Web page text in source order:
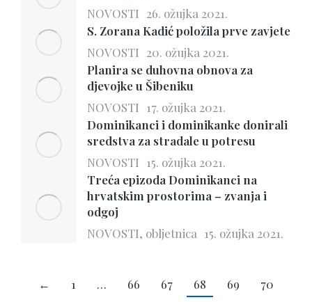
NOVOSTI 26. ožujka 2021.
S. Zorana Kadić položila prve zavjete
NOVOSTI 20. ožujka 2021.
Planira se duhovna obnova za
djevojke u Šibeniku
NOVOSTI 17. ožujka 2021.
Dominikanci i dominikanke donirali
sredstva za stradale u potresu
NOVOSTI 15. ožujka 2021.
Treća epizoda Dominikanci na
hrvatskim prostorima – zvanja i
odgoj
NOVOSTI, obljetnica 15. ožujka 2021.
← 1 … 66 67 68 69
70